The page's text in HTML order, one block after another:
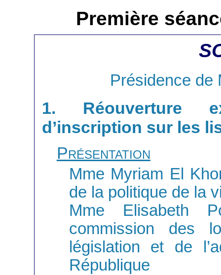
Première
Présidence de
1. Réouverture
d’inscription sur les
Présentation
Mme Myriam El
de la politique de la
Mme Elisabeth
commission des
législation et de
République